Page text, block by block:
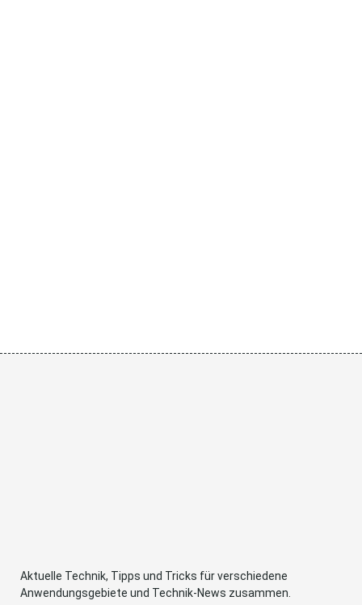
Aktuelle Technik, Tipps und Tricks für verschiedene
Anwendungsgebiete und Technik-News zusammen.